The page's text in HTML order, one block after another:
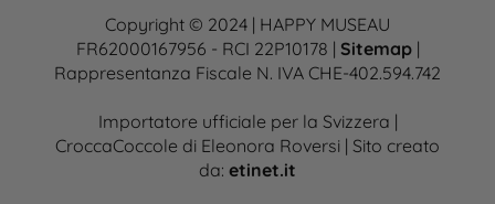
Copyright © 2024 | HAPPY MUSEAU
FR62000167956 - RCI 22P10178 | Sitemap|
Rappresentanza Fiscale N. IVA CHE-402.594.742
Importatore ufficiale per la Svizzera |
CroccaCoccole di Eleonora Roversi | Sito creato
da: etinet.it